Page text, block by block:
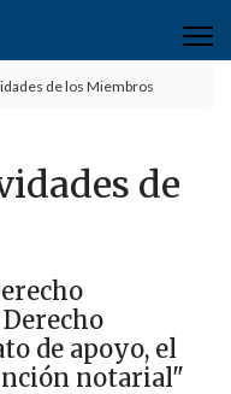
de los Miembros
de
de apoyo, el
notarial"